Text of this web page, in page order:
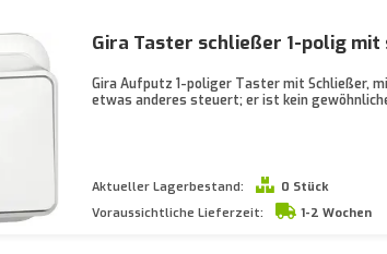
Gira Taster schließer 1-polig
Gira Aufputz 1-poliger Taster mit Schließer,
etwas anderes steuert; er ist kein
Aktueller Lagerbestand:
0 Stück
Voraussichtliche Lieferzeit:
1-2 Wochen